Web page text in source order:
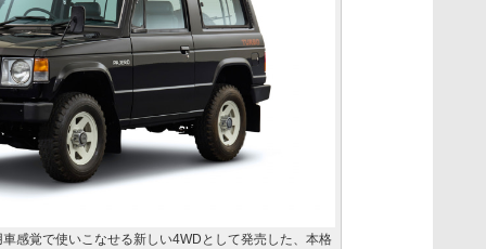
感覚で使いこなせる新しい4WDとして発売した、本格